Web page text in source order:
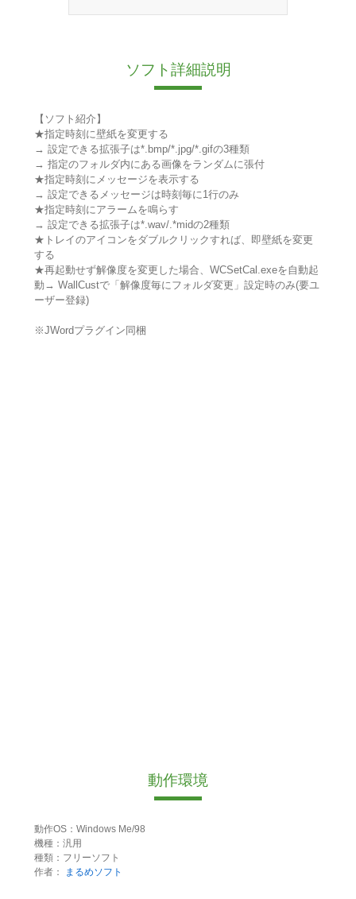
ソフト詳細説明
【ソフト紹介】
★指定時刻に壁紙を変更する
→ 設定できる拡張子は*.bmp/*.jpg/*.gifの3種類
→ 指定のフォルダ内にある画像をランダムに張付
★指定時刻にメッセージを表示する
→ 設定できるメッセージは時刻毎に1行のみ
★指定時刻にアラームを鳴らす
→ 設定できる拡張子は*.wav/.*midの2種類
★トレイのアイコンをダブルクリックすれば、即壁紙を変更
する
★再起動せず解像度を変更した場合、WCSetCal.exeを自動起
動→ WallCustで「解像度毎にフォルダ変更」設定時のみ(要ユ
ーザー登録)
※JWordプラグイン同梱
動作環境
動作OS：Windows Me/98
機種：汎用
種類：フリーソフト
作者：
まるめソフト